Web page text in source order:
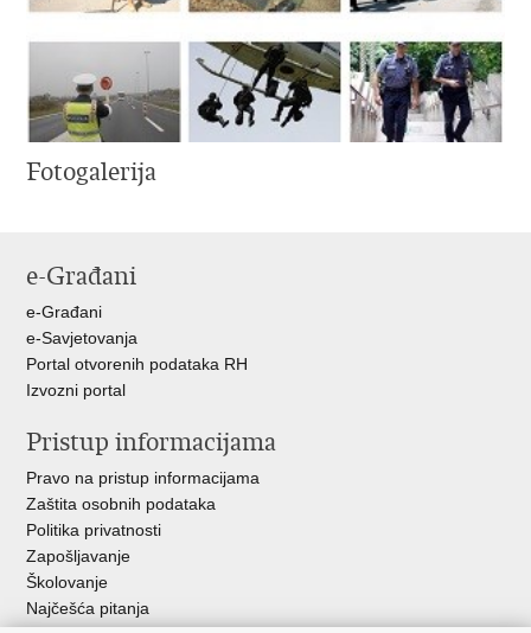
Fotogalerija
e-Građani
e-Građani
e-Savjetovanja
Portal otvorenih podataka RH
Izvozni portal
Pristup informacijama
Pravo na pristup informacijama
Zaštita osobnih podataka
Politika privatnosti
Zapošljavanje
Školovanje
Najčešća pitanja